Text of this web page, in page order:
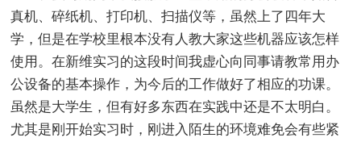
真机、碎纸机、打印机、扫描仪等，虽然上了四年大
学，但是在学校里根本没有人教大家这些机器应该怎样
使用。在新维实习的这段时间我虚心向同事请教常用办
公设备的基本操作，为今后的工作做好了相应的功课。
虽然是大学生，但有好多东西在实践中还是不太明白。
尤其是刚开始实习时，刚进入陌生的环境难免会有些紧